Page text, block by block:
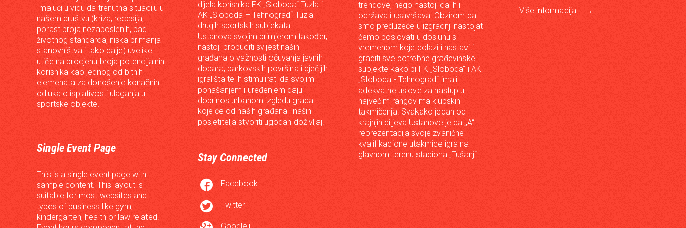
Imajući u vidu da trenutna situaciju u
našem društvu (kriza, recesija,
porast broja nezaposlenih, pad
životnog standarda, niska primanja
stanovništva i tako dalje) uvelike
utiče na procjenu broja potencijalnih
korisnika kao jednog od bitnih
elemenata za donošenje konačnih
odluka o isplativosti ulaganja u
sportske objekte.
Single Event Page
This is a single event page with
sample content. This layout is
suitable for most websites and
types of business like gym,
kindergarten, health or law related.
dijela korisnika FK „Sloboda“ Tuzla i
AK „Sloboda – Tehnograd“ Tuzla i
drugih sportskih subjekata.
Ustanova svojim primjerom također,
nastoji probuditi svijest naših
građana o važnosti očuvanja javnih
dobara, parkovskih površina i dječijih
igrališta te ih stimulirati da svojim
ponašanjem i uređenjem daju
doprinos urbanom izgledu grada
koje će od naših građana i naših
posjetitelja stvoriti ugodan doživljaj.
Stay Connected
 Facebook
 Twitter
trendove, nego nastoji da ih i
održava i usavršava. Obzirom da
smo preduzeće u izgradnji nastojat
ćemo poslovati u dosluhu s
vremenom koje dolazi i nastaviti
graditi sve potrebne građevinske
subjekte kako bi FK „Sloboda“ i AK
„Sloboda - Tehnograd“ imali
adekvatne uslove za nastup u
najvećim rangovima klupskih
takmičenja. Svakako jedan od
krajnjih ciljeva Ustanove je da „A“
reprezentacija svoje zvanične
kvalifikacione utakmice igra na
glavnom terenu stadiona „Tušanj“.
Više informacija... →